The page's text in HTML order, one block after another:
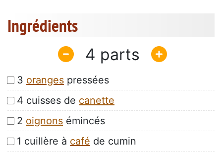
Ingrédients
4
3 oranges pressées
4 cuisses de canette
2 oignons émincés
1 cuillère à café de cumin